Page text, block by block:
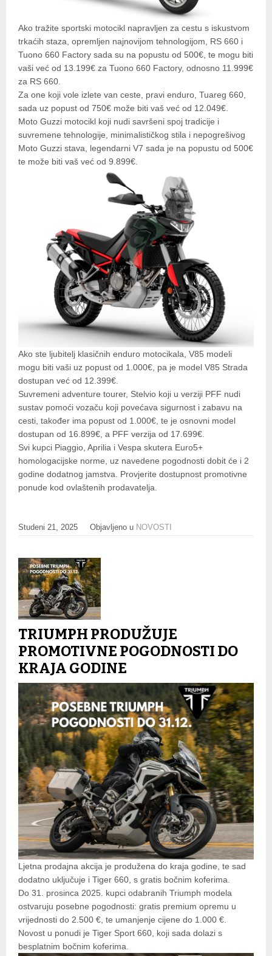
Ako tražite sportski motocikl napravljen za cestu s iskustvom
trkaćih staza, opremljen najnovijom tehnologijom, RS 660 i
Tuono 660 Factory sada su na popustu od 500€, te mogu biti
vaši već od 13.199€ za Tuono 660 Factory, odnosno 11.999€
za RS 660.
Za one koji vole izlete van ceste, pravi enduro, Tuareg 660,
sada uz popust od 750€ može biti vaš već od 12.049€.
Moto Guzzi motocikl koji nudi savršeni spoj tradicije i
suvremene tehnologije, minimalističkog stila i nepogrešivog
Moto Guzzi stava, legendarni V7 sada je na popustu od 500€
te može biti vaš već od 9.899€.
Ako ste ljubitelj klasičnih enduro motocikala, V85 modeli
mogu biti vaši uz popust od 1.000€, pa je model V85 Strada
dostupan već od 12.399€.
Suvremeni adventure tourer, Stelvio koji u verziji PFF nudi
sustav pomoći vozaču koji povećava sigurnost i zabavu na
cesti, također ima popust od 1.000€, te je osnovni model
dostupan od 16.899€, a PFF verzija od 17.699€.
Svi kupci Piaggio, Aprilia i Vespa skutera Euro5+
homologacijske norme, uz navedene pogodnosti dobit će i 2
godine dodatnog jamstva. Provjerite dostupnost promotivne
ponude kod ovlaštenih prodavatelja.
Studeni 21, 2025 Objavljeno u NOVOSTI
TRIUMPH PRODUŽUJE
PROMOTIVNE POGODNOSTI DO
KRAJA GODINE
Ljetna prodajna akcija je produžena do kraja godine, te sad
dodatno uključuje i Tiger 660, s gratis bočnim koferima.
Do 31. prosinca 2025. kupci odabranih Triumph modela
ostvaruju posebne pogodnosti: gratis premium opremu u
vrijednosti do 2.500 €, te umanjenje cijene do 1.000 €.
Novost u ponudi je Tiger Sport 660, koji sada dolazi s
besplatnim bočnim koferima.